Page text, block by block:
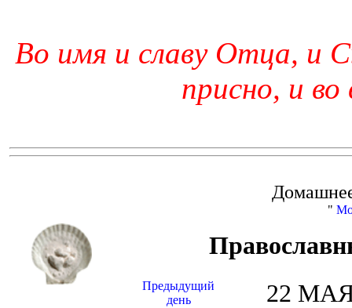
Во имя и славу Отца, и
присно, и во
"
Предыдущий
день
22 МАЯ